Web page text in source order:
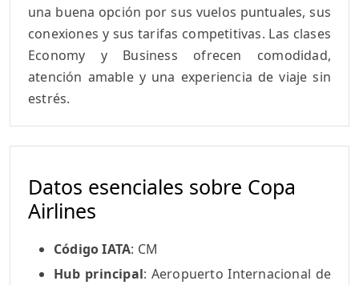
una buena opción por sus vuelos puntuales, sus
conexiones y sus tarifas competitivas. Las clases
Economy y Business ofrecen comodidad,
atención amable y una experiencia de viaje sin
estrés.
Datos esenciales sobre Copa
Airlines
Código IATA: CM
Hub principal: Aeropuerto Internacional de